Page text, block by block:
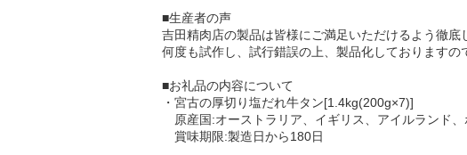
■生産者の声
吉田精肉店の製品は皆様にご満足いただけるよう徹底
何度も試作し、試行錯誤の上、製品化しておりますの
■お礼品の内容について
・宮古の厚切り塩だれ牛タン[1.4kg(200g×7)]
原産国:オーストラリア、イギリス、アイルランド
賞味期限:製造日から180日